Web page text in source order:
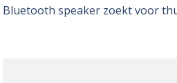
Bluetooth speaker zoekt voor